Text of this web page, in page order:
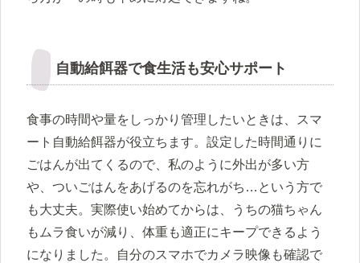
自動給餌器で食生活も安心サポート
食事の時間や量をしっかり管理したいときは、スマ
ート自動給餌器が役立ちます。設定した時間通りに
ごはんが出てくるので、私のように外出が多い方
や、ついごはんをあげるのを忘れがち…という方で
も大丈夫。実際使い始めてからは、うちの猫ちゃん
もムラ食いが減り、体重も適正にキープできるよう
になりました。自分のスマホでカメラ映像も確認で